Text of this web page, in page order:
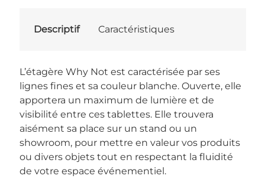
Descriptif Caractéristiques
L’étagère Why Not est caractérisée par ses
lignes fines et sa couleur blanche. Ouverte, elle
apportera un maximum de lumière et de
visibilité entre ces tablettes. Elle trouvera
aisément sa place sur un stand ou un
showroom, pour mettre en valeur vos produits
ou divers objets tout en respectant la fluidité
de votre espace événementiel.